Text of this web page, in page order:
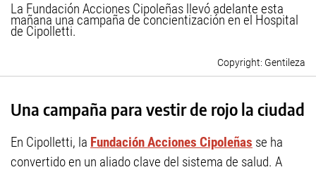
La Fundación Acciones Cipoleñas llevó adelante esta
mañana una campaña de concientización en el Hospital
de Cipolletti.
Gentileza
Una campaña para vestir de rojo la ciudad
En Cipolletti, la Fundación Acciones Cipoleñas se ha
convertido en un aliado clave del sistema de salud. A